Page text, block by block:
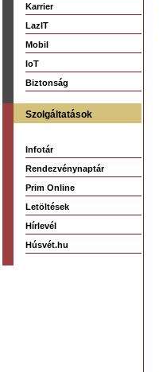
Karrier
LazIT
Mobil
IoT
Biztonság
Szolgáltatások
Infotár
Rendezvénynaptár
Prim Online
Letöltések
Hírlevél
Húsvét.hu